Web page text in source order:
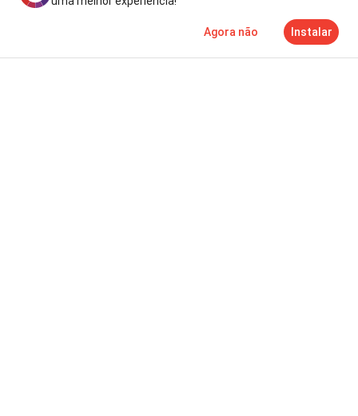
No final do ‘treino’ da jovem estrela na baliza, Bento disse
que o internacional português “como avançado é um bom
guarda-redes”, mas que o prefere ver “na frente com
Mais
Agora não Instalar